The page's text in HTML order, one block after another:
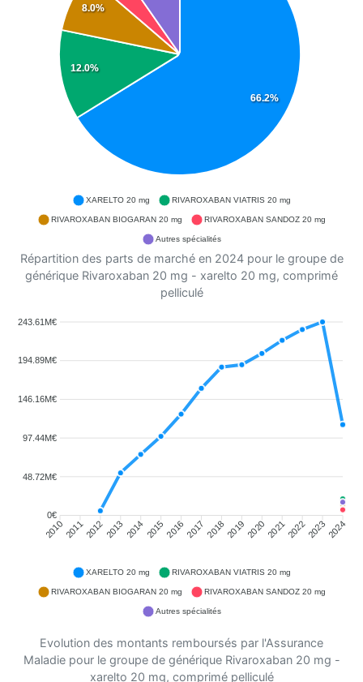
66.2%
12.0%
8.0%
XARELTO 20 mg RIVAROXABAN VIATRIS 20 mg
RIVAROXABAN BIOGARAN 20 mg RIVAROXABAN SANDOZ 20 mg
Autres spécialités
Répartition des parts de marché en 2024 pour le groupe de
générique Rivaroxaban 20 mg - xarelto 20 mg, comprimé
pelliculé
243.61M€
194.89M€
146.16M€
97.44M€
48.72M€
0€
2010201120122013 2014201520162017 2018201920202021202220232024
XARELTO 20 mg RIVAROXABAN VIATRIS 20 mg
RIVAROXABAN BIOGARAN 20 mg RIVAROXABAN SANDOZ 20 mg
Autres spécialités
Evolution des montants remboursés par l'Assurance
Maladie pour le groupe de générique Rivaroxaban 20 mg -
xarelto 20 mg, comprimé pelliculé